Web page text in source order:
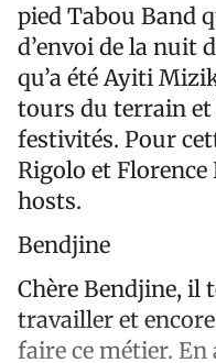
pied Tabou Band
d’envoi de la nuit
qu’a été Ayiti
tours du terrain et
festivités. Pour
Rigolo et
hosts.
Bendjine
Chère Bendjine, il
travailler et
faire ce métier.